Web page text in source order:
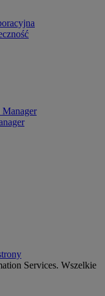
Services. Wszelkie